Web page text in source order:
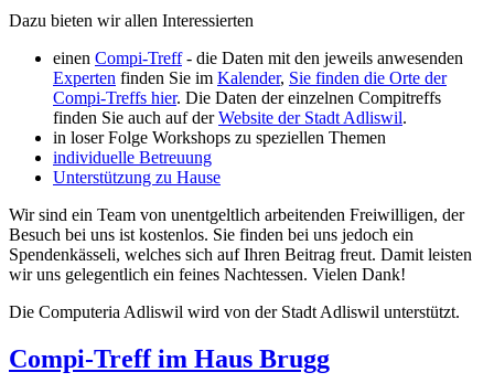
Dazu bieten wir allen Interessierten
einen Compi-Treff- die Daten mit den jeweils anwesenden
Experten finden Sie im Kalender, Sie finden die Orte der
Compi-Treffs hier. Die Daten der einzelnen Compitreffs
finden Sie auch auf derWebsite der Stadt Adliswil.
in loser Folge Workshops zu speziellen Themen
individuelle Betreuung
Unterstützung zu Hause
Wir sind ein Team von unentgeltlich arbeitenden Freiwilligen, der
Besuch bei uns ist kostenlos. Sie finden bei uns jedoch ein
Spendenkässeli, welches sich auf Ihren Beitrag freut. Damit leisten
wir uns gelegentlich ein feines Nachtessen. Vielen Dank!
Die Computeria Adliswil wird von der Stadt Adliswil unterstützt.
Compi-Treff im Haus Brugg